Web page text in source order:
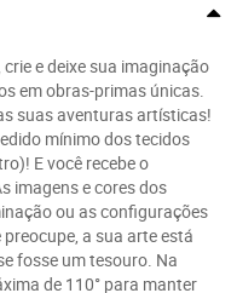
e deixe sua imaginação
em obras-primas únicas.
suas aventuras artísticas!
mínimo dos tecidos
E você recebe o
imagens e cores dos
ou as configurações
a sua arte está
fosse um tesouro. Na
de 110° para manter